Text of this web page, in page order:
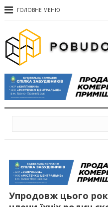
ГОЛОВНЕ МЕНЮ
Упродовж цього